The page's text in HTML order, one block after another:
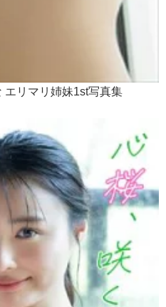
エリマリ姉妹1st写真集